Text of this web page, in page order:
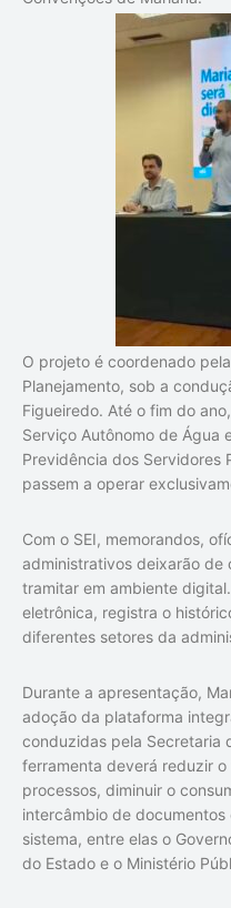
O projeto é coordenado
Planejamento, sob a
Figueiredo. Até o fim do
Serviço Autônomo de Água
Previdência dos Servidores
passem a operar
Com o SEI, memorandos,
administrativos deixarão de
tramitar em ambiente
eletrônica, registra o
diferentes setores da
Durante a apresentação,
adoção da plataforma
conduzidas pela Secretaria
ferramenta deverá reduzir
processos, diminuir o
intercâmbio de
sistema, entre elas o
do Estado e o Ministério